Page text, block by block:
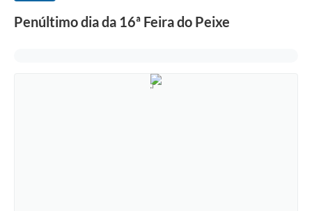
Penúltimo dia da 16ª Feira do Peixe